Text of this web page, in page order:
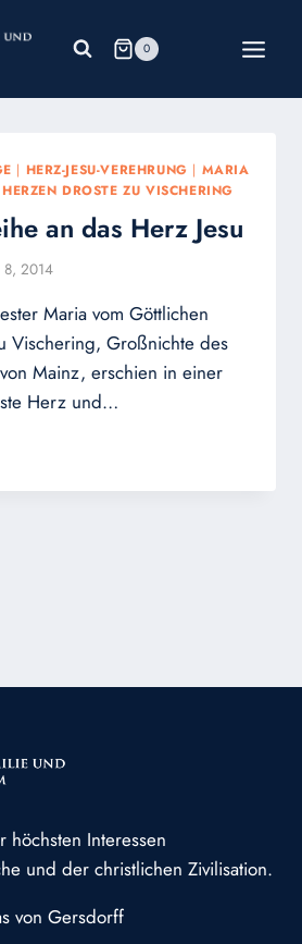
0
| HERZ-JESU-VEREHRUNG | MARIA
DROSTE ZU VISCHERING
an das Herz Jesu
8, 2014
Maria vom Göttlichen
Vischering, Großnichte des
Mainz, erschien in einer
Herz und…
Interessen
und der christlichen Zivilisation.
von Gersdorff